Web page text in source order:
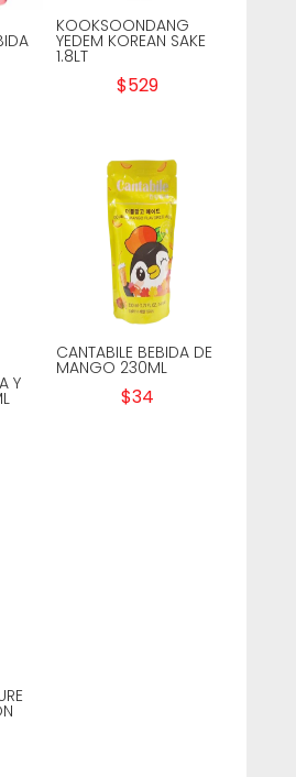
KOOKSOONDANG
YEDEM KOREAN SAKE
1.8LT
$529
Y
CANTABILE BEBIDA DE
MANGO 230ML
$34